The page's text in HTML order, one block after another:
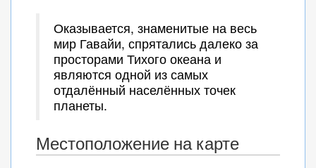
Оказывается, знаменитые на весь
мир Гавайи, спрятались далеко за
просторами Тихого океана и
являются одной из самых
отдалённый населённых точек
планеты.
Местоположение на карте